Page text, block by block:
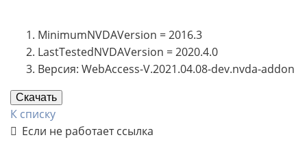
MinimumNVDAVersion = 2016.3
LastTestedNVDAVersion = 2020.4.0
Версия: WebAccess-V.2021.04.08-dev.nvda-addon
Скачать
К списку
Если не работает ссылка